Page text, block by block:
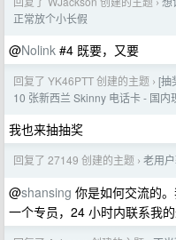
›
正常放个小长假
@Nolink #4 既要，又要
回复了 YK46PTT 创建的主题 › [抽
10 张新西兰 Skinny 电话卡 - 国内
我也来抽抽奖
回复了 27149 创建的主题 › 老用
@shansing 你是如何交流的
一个专员，24 小时内联系我的